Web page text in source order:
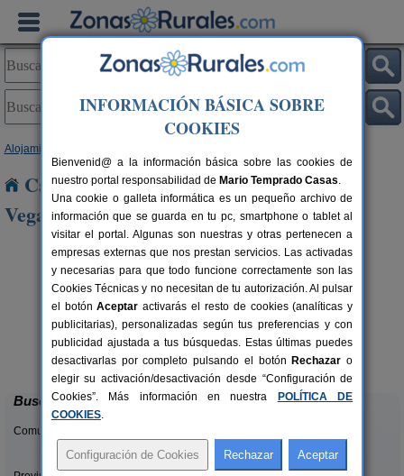
Alojamientos
Casas Rurales cerca de Valle de
Vegacervera
8+1 pers.
desde27 €
Complejo Rural Aguas Frías
La Omañuela (León)
Buscar
Comunidades:
INFORMACIÓN BÁSICA SOBRE
COOKIES
Bienvenid@ a la información básica sobre las cookies de
nuestro portal responsabilidad de Mario Temprado Casas.
Una cookie o galleta informática es un pequeño archivo de
información que se guarda en tu pc, smartphone o tablet al
visitar el portal. Algunas son nuestras y otras pertenecen a
empresas externas que nos prestan servicios. Las activadas
y necesarias para que todo funcione correctamente son las
Cookies Técnicas y no necesitan de tu autorización. Al pulsar
el botónAceptar activarás el resto de cookies (analíticas y
publicitarias), personalizadas según tus preferencias y con
publicidad ajustada a tus búsquedas. Estas últimas puedes
desactivarlas por completo pulsando el botón Rechazar o
elegir su activación/desactivación desde “Configuración de
Cookies”. Más información en nuestra
POLÍTICA DE
COOKIES.